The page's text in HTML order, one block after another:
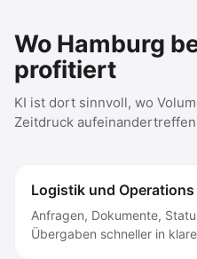
Wo Hamburg
profitiert
KI ist dort sinnvoll, wo
Zeitdruck
Logistik und Operations
Anfragen, Dokumente,
Übergaben schneller in